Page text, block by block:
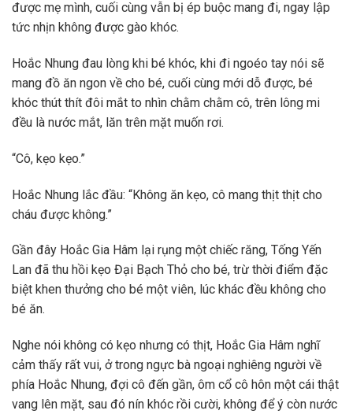
được mẹ mình, cuối cùng vẫn bị ép buộc mang đi, ngay lập
tức nhịn không được gào khóc.
Hoắc Nhung đau lòng khi bé khóc, khi đi ngoéo tay nói sẽ
mang đồ ăn ngon về cho bé, cuối cùng mới dỗ được, bé
khóc thút thít đôi mắt to nhìn chằm chằm cô, trên lông mi
đều là nước mắt, lăn trên mặt muốn rơi.
“Cô, kẹo kẹo.”
Hoắc Nhung lắc đầu: “Không ăn kẹo, cô mang thịt thịt cho
cháu được không.”
Gần đây Hoắc Gia Hâm lại rụng một chiếc răng, Tống Yến
Lan đã thu hồi kẹo Đại Bạch Thỏ cho bé, trừ thời điểm đặc
biệt khen thưởng cho bé một viên, lúc khác đều không cho
bé ăn.
Nghe nói không có kẹo nhưng có thịt, Hoắc Gia Hâm nghĩ
cảm thấy rất vui, ở trong ngực bà ngoại nghiêng người về
phía Hoắc Nhung, đợi cô đến gần, ôm cổ cô hôn một cái thật
vang lên mặt, sau đó nín khóc rồi cười, không để ý còn nước